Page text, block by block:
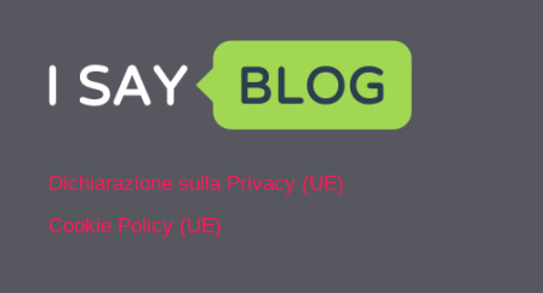
Dichiarazione sulla Privacy (UE)
Cookie Policy (UE)